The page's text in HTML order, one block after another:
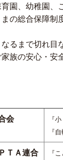
園、幼稚園、
の総合保障制
るまで切れ目
族の安心・安
会
『
『
ＴＡ連合
『